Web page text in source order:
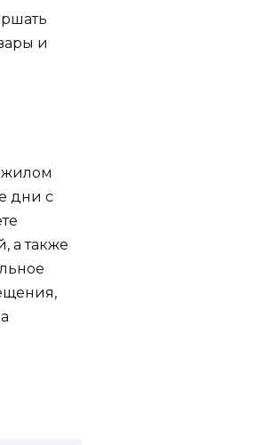
и
жилом
дни с
а также